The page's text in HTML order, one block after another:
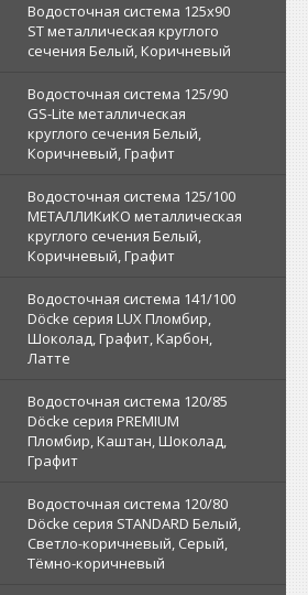
Водосточная система 125x90
ST металлическая круглого
сечения Белый, Коричневый
Водосточная система 125/90
GS-Lite металлическая
круглого сечения Белый,
Коричневый, Графит
Водосточная система 125/100
МЕТАЛЛИКиКО металлическая
круглого сечения Белый,
Коричневый, Графит
Водосточная система 141/100
Döcke серия LUX Пломбир,
Шоколад, Графит, Карбон,
Латте
Водосточная система 120/85
Döcke серия PREMIUM
Пломбир, Каштан, Шоколад,
Графит
Водосточная система 120/80
Döcke серия STANDARD Белый,
Светло-коричневый, Серый,
Тёмно-коричневый